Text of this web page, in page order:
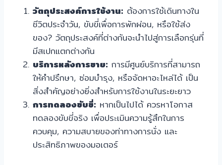
วัตถุประสงค์การใช้งาน: ต้องการใช้เดินทางใน
ชีวิตประจำวัน, ขับขี่เพื่อการพักผ่อน, หรือใช้ส่ง
ของ? วัตถุประสงค์ที่ต่างกันจะนำไปสู่การเลือกรุ่นที่
มีสเปกแตกต่างกัน
บริการหลังการขาย: การมีศูนย์บริการที่สามารถ
ให้คำปรึกษา, ซ่อมบำรุง, หรือจัดหาอะไหล่ได้ เป็น
สิ่งสำคัญอย่างยิ่งสำหรับการใช้งานในระยะยาว
การทดลองขับขี่: หากเป็นไปได้ ควรหาโอกาส
ทดลองขับขี่จริง เพื่อประเมินความรู้สึกในการ
ควบคุม, ความสบายของท่าทางการนั่ง และ
ประสิทธิภาพของมอเตอร์